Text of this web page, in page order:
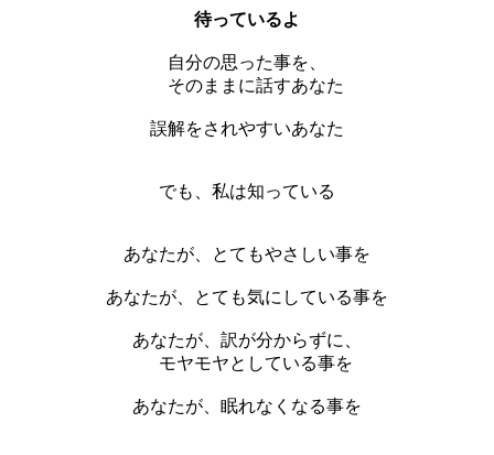
待っているよ
自分の思った事を、
そのままに話すあなた
誤解をされやすいあなた
でも、私は知っている
あなたが、とてもやさしい事を
あなたが、とても気にしている事を
あなたが、訳が分からずに、
モヤモヤとしている事を
あなたが、眠れなくなる事を